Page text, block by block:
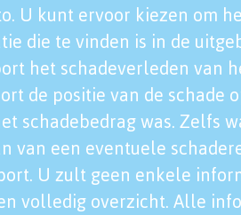
U kunt ervoor kiezen om
die te vinden is in de
het schadeverleden van
de positie van de schade
schadebedrag was. Zelfs
van een eventuele
U zult geen enkele
volledig overzicht. Alle